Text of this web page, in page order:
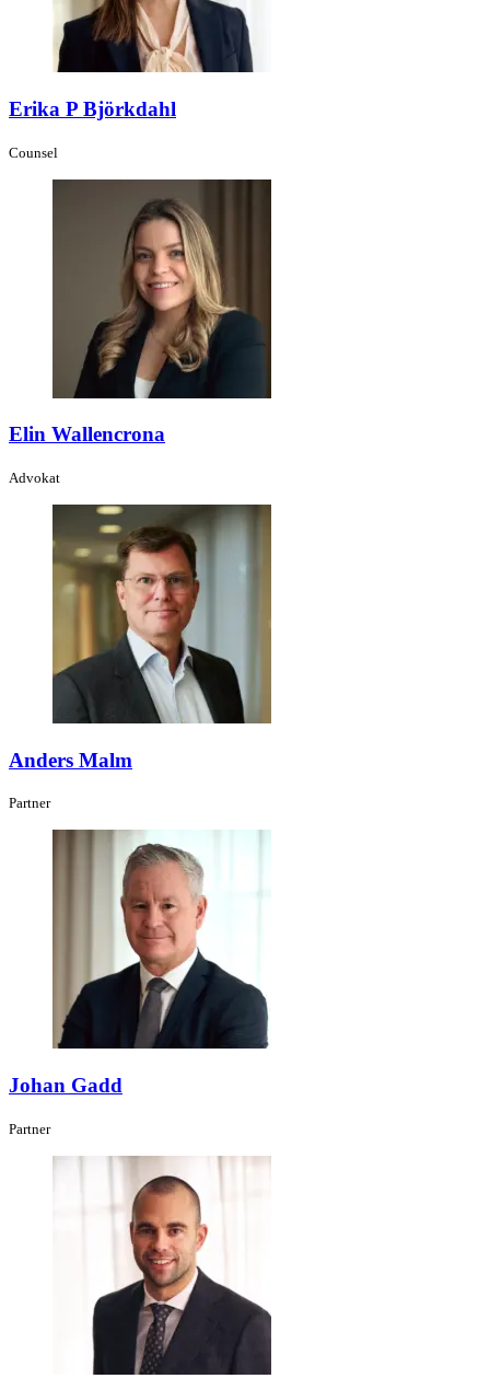
Erika P Björkdahl
Counsel
Elin Wallencrona
Advokat
Anders Malm
Partner
Johan Gadd
Partner